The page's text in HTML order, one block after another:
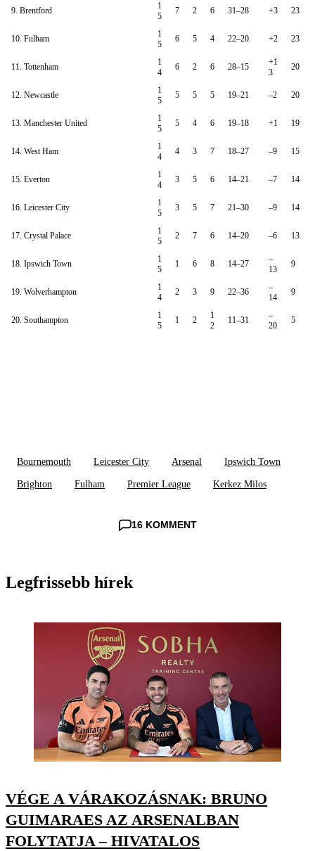
9. Brentford
1
5
7 2 6 31–28 +3 23
10. Fulham
1
5
6 5 4 22–20 +2 23
11. Tottenham
1
4
6 2 6 28–15
+1
3
20
12. Newcastle
1
5
5 5 5 19–21 –2 20
13. Manchester United
1
5
5 4 6 19–18 +1 19
14. West Ham
1
4
4 3 7 18–27 –9 15
15. Everton
1
4
3 5 6 14–21 –7 14
16. Leicester City
1
5
3 5 7 21–30 –9 14
17. Crystal Palace
1
5
2 7 6 14–20 –6 13
18. Ipswich Town
1
5
1 6 8 14–27
–
13
9
19. Wolverhampton
1
4
2 3 9 22–36
–
14
9
20. Southampton
1
5
1 2
1
2
11–31
–
20
5
Bournemouth Leicester City Arsenal Ipswich Town
Brighton Fulham Premier League Kerkez Milos
16 KOMMENT
Legfrissebb hírek
VÉGE A VÁRAKOZÁSNAK: BRUNO
GUIMARAES AZ ARSENALBAN
FOLYTATJA – HIVATALOS